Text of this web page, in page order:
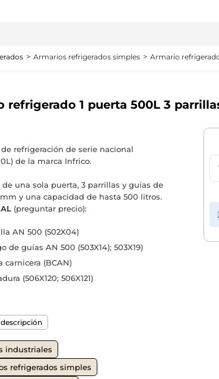
Armarios refrigerados simples Armario
refrigerado 1 puerta 500L 3
refrigeración de serie nacional
de la marca Infrico.
de una sola puerta, 3 parrillas y guías de
y una capacidad de hasta 500 litros.
(preguntar precio):
AN 500 (502X04)
de guías AN 500 (503X14); 503X19)
carnicera (BCAN)
(506X120; 506X121)
descripción
industriales
refrigerados simples